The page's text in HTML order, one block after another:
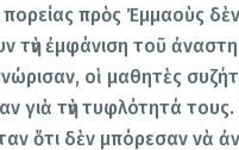
πρὸς Ἐμμαοὺς
τὴν ἐμφάνιση τοῦ
οἱ μαθητὲς
γιὰ τὴν τυφλότητά
ὅτι δὲν μπόρεσαν νὰ